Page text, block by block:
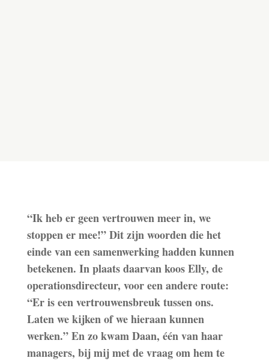
“Ik heb er geen vertrouwen meer in, we
stoppen er mee!” Dit zijn woorden die het
einde van een samenwerking hadden kunnen
betekenen. In plaats daarvan koos Elly, de
operationsdirecteur, voor een andere route:
“Er is een vertrouwensbreuk tussen ons.
Laten we kijken of we hieraan kunnen
werken.” En zo kwam Daan, één van haar
managers, bij mij met de vraag om hem te